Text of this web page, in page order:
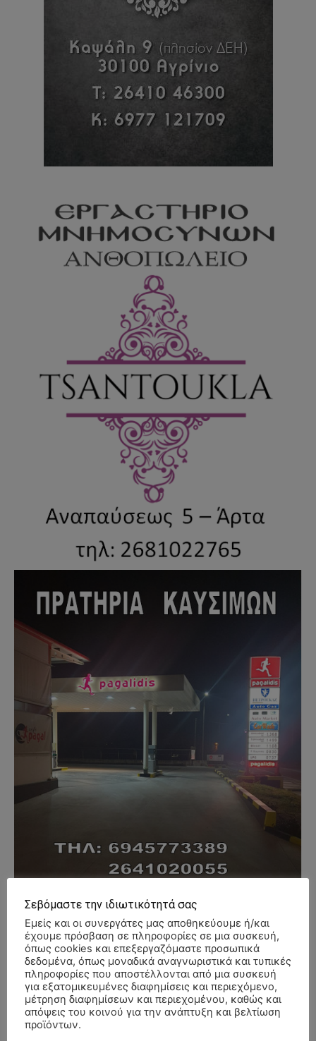
- Advertisment -
Σεβόμαστε την ιδιωτικότητά σας
Εμείς και οι συνεργάτες μας αποθηκεύουμε ή/και
έχουμε πρόσβαση σε πληροφορίες σε μια συσκευή,
όπως cookies και επεξεργαζόμαστε προσωπικά
δεδομένα, όπως μοναδικά αναγνωριστικά και τυπικές
πληροφορίες που αποστέλλονται από μια συσκευή
για εξατομικευμένες διαφημίσεις και περιεχόμενο,
μέτρηση διαφημίσεων και περιεχομένου, καθώς και
απόψεις του κοινού για την ανάπτυξη και βελτίωση
προϊόντων.